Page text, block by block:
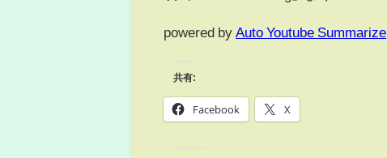
powered by Auto Youtube Summarize
共有:
Facebook X